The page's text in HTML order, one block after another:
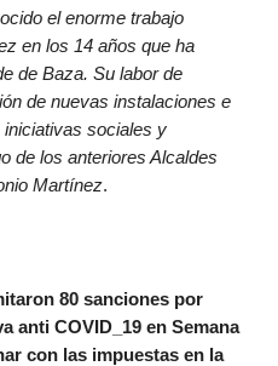
el enorme trabajo
en los 14 años que ha
de Baza. Su labor de
de nuevas instalaciones e
sociales y
de los anteriores Alcaldes
Martínez.
80 sanciones por
anti COVID_19 en Semana
con las impuestas en la